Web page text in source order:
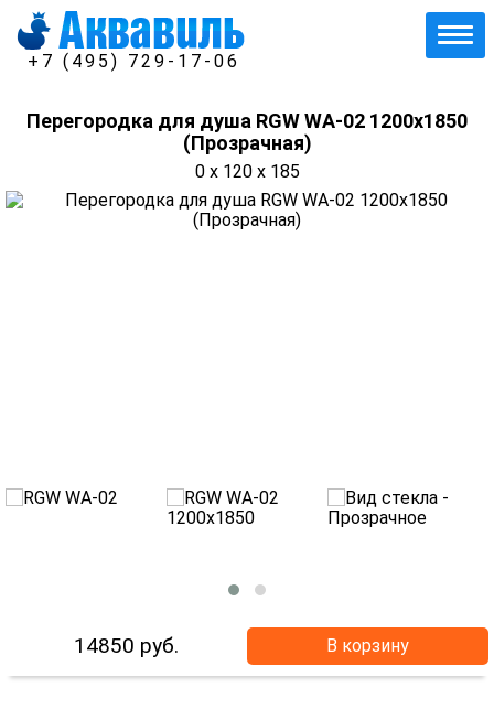
+7 (495) 729-17-06
Перегородка для душа RGW WA-02 1200x1850
(Прозрачная)
0 x 120 x 185
14850 руб. В корзину